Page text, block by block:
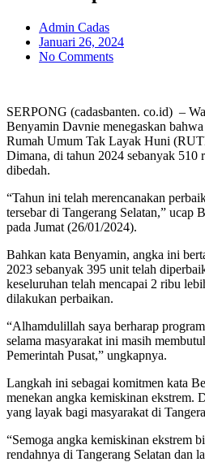
Admin Cadas
Januari 26, 2024
No Comments
SERPONG (cadasbanten. co.id) –
Benyamin Davnie menegaskan
Rumah Umum Tak Layak Huni
Dimana, di tahun 2024 sebanyak 510
dibedah.
“Tahun ini telah merencanakan
tersebar di Tangerang Selatan,” ucap
pada Jumat (26/01/2024).
Bahkan kata Benyamin, angka ini
2023 sebanyak 395 unit telah
keseluruhan telah mencapai 2 ribu
dilakukan perbaikan.
“Alhamdulillah saya berharap
selama masyarakat ini masih
Pemerintah Pusat,” ungkapnya.
Langkah ini sebagai komitmen kata
menekan angka kemiskinan ekstrem.
yang layak bagi masyarakat di
“Semoga angka kemiskinan ekstrem
rendahnya di Tangerang Selatan dan